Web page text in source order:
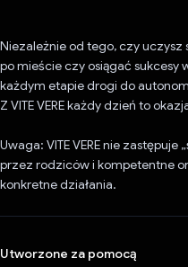
Niezależnie od tego, czy
po mieście czy osiągać sukcesy
każdym etapie drogi do
Z VITE VERE każdy dzień to
Uwaga: VITE VERE nie
przez rodziców i kompetentne
konkretne działania.
Utworzone za pomocą